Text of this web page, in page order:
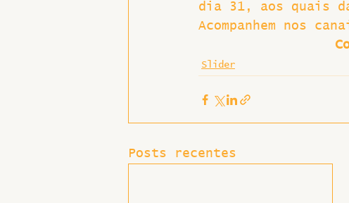
dia 31, aos quais
Acompanhem nos
Slider
Posts recentes